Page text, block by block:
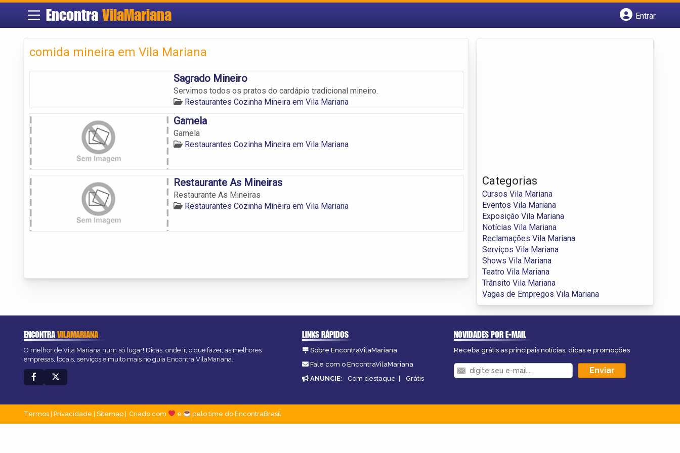
Encontra VilaMariana
Entrar
comida mineira em Vila Mariana
Sagrado Mineiro
Servimos todos os pratos do cardápio tradicional mineiro.
Restaurantes Cozinha Mineira em Vila Mariana
Gamela
Gamela
Restaurantes Cozinha Mineira em Vila Mariana
Restaurante As Mineiras
Restaurante As Mineiras
Restaurantes Cozinha Mineira em Vila Mariana
Categorias
Cursos Vila Mariana
Eventos Vila Mariana
Exposição Vila Mariana
Notícias Vila Mariana
Reclamações Vila Mariana
Serviços Vila Mariana
Shows Vila Mariana
Teatro Vila Mariana
Trânsito Vila Mariana
Vagas de Empregos Vila Mariana
ENCONTRAVILAMARIANA
O melhor de Vila Mariana num só lugar! Dicas, onde ir, o que fazer, as melhores
empresas, locais, serviços e muito mais no guia Encontra VilaMariana.
LINKS RÁPIDOS
Sobre EncontraVilaMariana
Fale com o EncontraVilaMariana
ANUNCIE: Com destaque | Grátis
NOVIDADES POR E-MAIL
Receba grátis as principais notícias, dicas e promoções
Termos Privacidade Sitemap Criado com e pelo time do EncontraBrasil